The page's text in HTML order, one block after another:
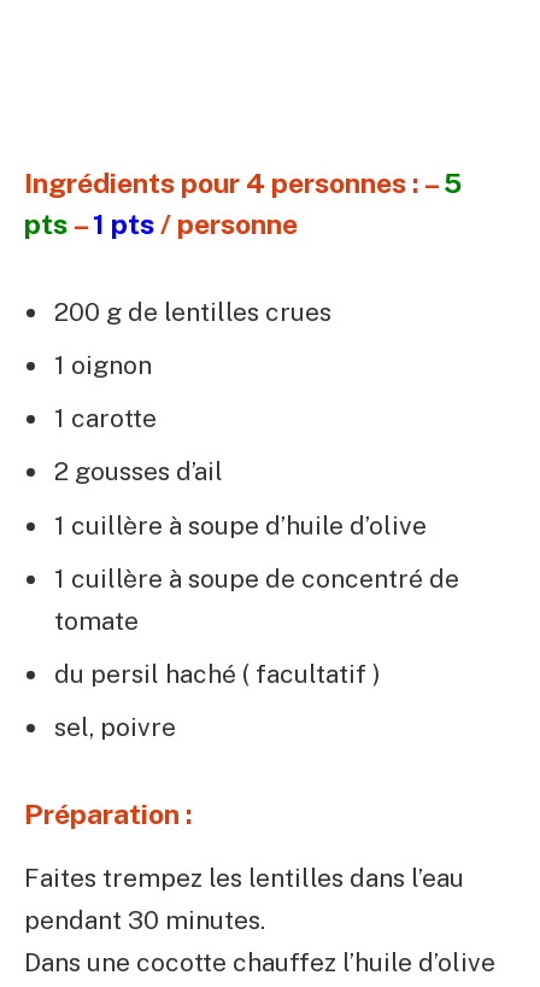
Ingrédients pour 4 personnes : –5
pts –1 pts/ personne
200 g de lentilles crues
1 oignon
1 carotte
2 gousses d’ail
1 cuillère à soupe d’huile d’olive
1 cuillère à soupe de concentré de
tomate
du persil haché ( facultatif )
sel, poivre
Préparation :
Faites trempez les lentilles dans l’eau
pendant 30 minutes.
Dans une cocotte chauffez l’huile d’olive